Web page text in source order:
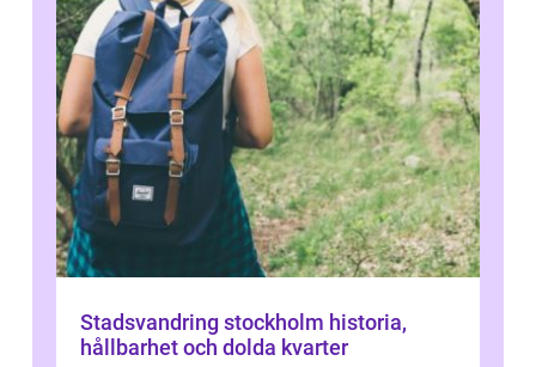
Stadsvandring stockholm historia,
hållbarhet och dolda kvarter